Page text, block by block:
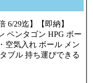
6/29迄】【即納】
ペンタゴン HPG ボー
空気入れ ボール メン
ブル 持ち運びできる